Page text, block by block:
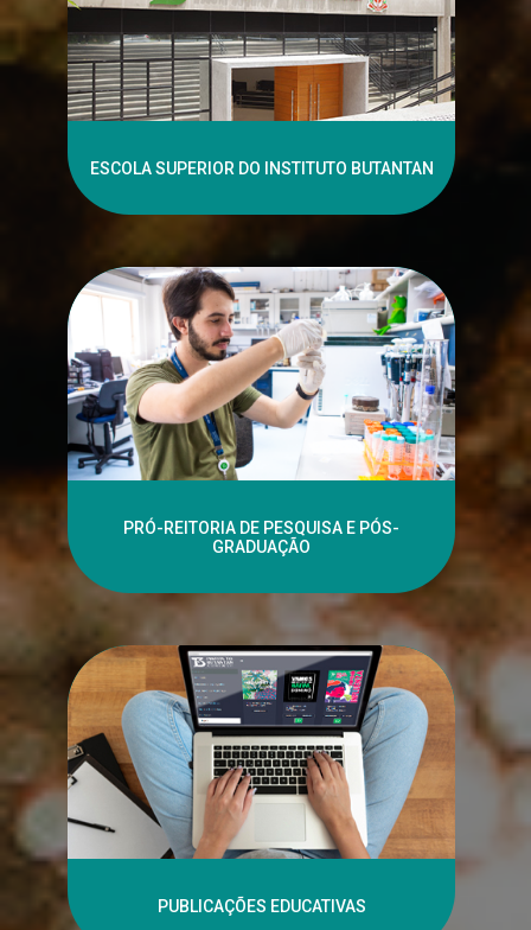
ESCOLA SUPERIOR DO INSTITUTO BUTANTAN
PRÓ-REITORIA DE PESQUISA E PÓS-
GRADUAÇÃO
PUBLICAÇÕES EDUCATIVAS